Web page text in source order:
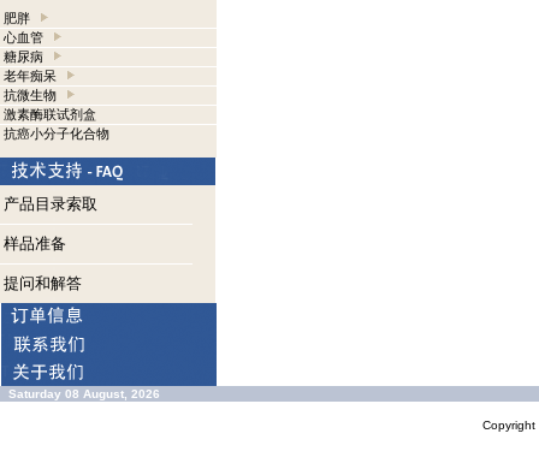
肥胖
心血管
糖尿病
老年痴呆
抗微生物
激素酶联试剂盒
抗癌小分子化合物
产品目录索取
样品准备
提问和解答
Saturday 08 August, 2026